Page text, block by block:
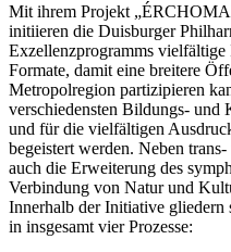
Mit ihrem Projekt
initiieren die Duisburger
Exzellenzprogramms
Formate, damit eine breitere
Metropolregion partizipieren
verschiedensten Bildungs-
und für die vielfältigen
begeistert werden. Neben
auch die Erweiterung des
Verbindung von Natur und
Innerhalb der Initiative gliedern
in insgesamt vier Prozesse: